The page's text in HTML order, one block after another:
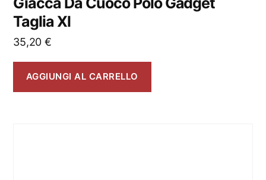
Taglia Xl
35,20 €
AGGIUNGI AL CARRELLO